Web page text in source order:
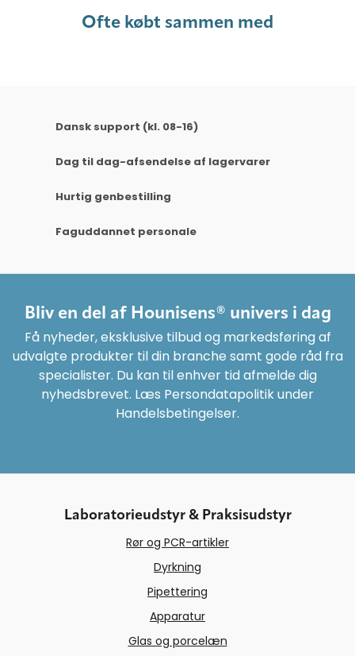
Ofte købt sammen med
Dansk support (kl. 08-16)
Dag til dag-afsendelse af lagervarer
Hurtig genbestilling
Faguddannet personale
Bliv en del af Hounisens® univers i dag
Få nyheder, eksklusive tilbud og markedsføring af
udvalgte produkter til din branche samt gode råd fra
specialister. Du kan til enhver tid afmelde dig
nyhedsbrevet. Læs Persondatapolitik under
Handelsbetingelser.
Laboratorieudstyr & Praksisudstyr
Rør og PCR-artikler
Dyrkning
Pipettering
Apparatur
Glas og porcelæn